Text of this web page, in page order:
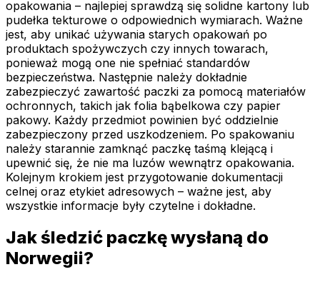
opakowania – najlepiej sprawdzą się solidne kartony lub
pudełka tekturowe o odpowiednich wymiarach. Ważne
jest, aby unikać używania starych opakowań po
produktach spożywczych czy innych towarach,
ponieważ mogą one nie spełniać standardów
bezpieczeństwa. Następnie należy dokładnie
zabezpieczyć zawartość paczki za pomocą materiałów
ochronnych, takich jak folia bąbelkowa czy papier
pakowy. Każdy przedmiot powinien być oddzielnie
zabezpieczony przed uszkodzeniem. Po spakowaniu
należy starannie zamknąć paczkę taśmą klejącą i
upewnić się, że nie ma luzów wewnątrz opakowania.
Kolejnym krokiem jest przygotowanie dokumentacji
celnej oraz etykiet adresowych – ważne jest, aby
wszystkie informacje były czytelne i dokładne.
Jak śledzić paczkę wysłaną do
Norwegii?